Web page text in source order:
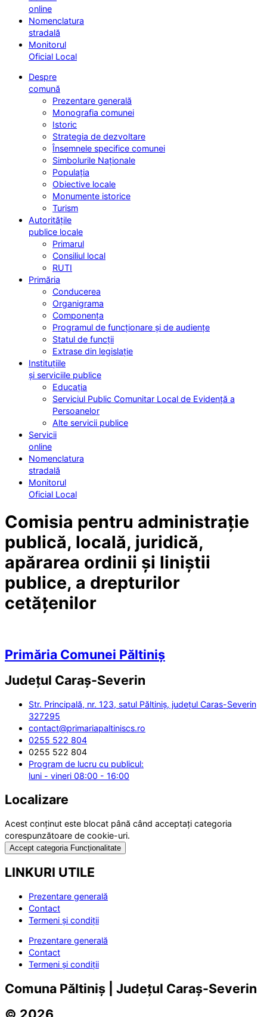
online
Nomenclatura
stradală
Monitorul
Oficial Local
Despre
comună
Prezentare generală
Monografia comunei
Istoric
Strategia de dezvoltare
Însemnele specifice comunei
Simbolurile Naționale
Populația
Obiective locale
Monumente istorice
Turism
Autoritățile
publice locale
Primarul
Consiliul local
RUTI
Primăria
Conducerea
Organigrama
Componența
Programul de funcționare și de audiențe
Statul de funcții
Extrase din legislație
Instituțiile
și serviciile publice
Educația
Serviciul Public Comunitar Local de Evidență a
Persoanelor
Alte servicii publice
Servicii
online
Nomenclatura
stradală
Monitorul
Oficial Local
Comisia pentru administrație
publică, locală, juridică,
apărarea ordinii și liniștii
publice, a drepturilor
cetățenilor
Primăria Comunei Păltiniș
Județul Caraș-Severin
Str. Principală, nr. 123, satul Păltiniș, județul Caras-Severin
327295
contact@primariapaltiniscs.ro
0255 522 804
0255 522 804
Program de lucru cu publicul:
luni - vineri 08:00 - 16:00
Localizare
Acest conținut este blocat până când acceptați categoria
corespunzătoare de cookie-uri.
Accept categoria Funcționalitate
LINKURI UTILE
Prezentare generală
Contact
Termeni și condiții
Prezentare generală
Contact
Termeni și condiții
Comuna Păltiniș | Județul Caraș-Severin
© 2026